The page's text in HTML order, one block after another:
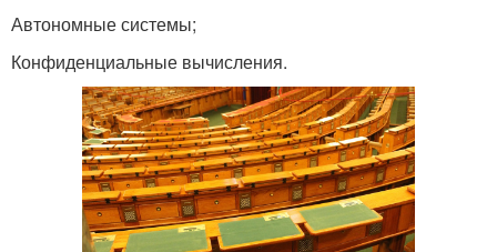
Автономные системы;
Конфиденциальные вычисления.